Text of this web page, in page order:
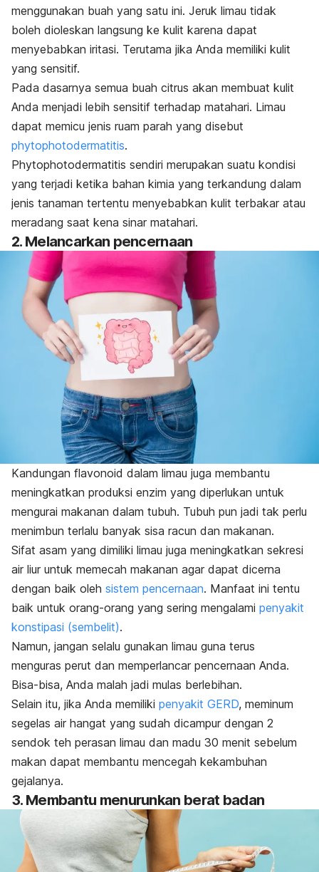
menggunakan buah yang satu ini. Jeruk limau tidak
boleh dioleskan langsung ke kulit karena dapat
menyebabkan iritasi. Terutama jika Anda memiliki kulit
yang sensitif.
Pada dasarnya semua buah citrus akan membuat kulit
Anda menjadi lebih sensitif terhadap matahari. Limau
dapat memicu jenis ruam parah yang disebut
phytophotodermatitis.
Phytophotodermatitis sendiri merupakan suatu kondisi
yang terjadi ketika bahan kimia yang terkandung dalam
jenis tanaman tertentu menyebabkan kulit terbakar atau
meradang saat kena sinar matahari.
2. Melancarkan pencernaan
Kandungan flavonoid dalam limau juga membantu
meningkatkan produksi enzim yang diperlukan untuk
mengurai makanan dalam tubuh. Tubuh pun jadi tak perlu
menimbun terlalu banyak sisa racun dan makanan.
Sifat asam yang dimiliki limau juga meningkatkan sekresi
air liur untuk memecah makanan agar dapat dicerna
dengan baik oleh sistem pencernaan. Manfaat ini tentu
baik untuk orang-orang yang sering mengalami penyakit
konstipasi (sembelit).
Namun, jangan selalu gunakan limau guna terus
menguras perut dan memperlancar pencernaan Anda.
Bisa-bisa, Anda malah jadi mulas berlebihan.
Selain itu, jika Anda memiliki penyakit GERD, meminum
segelas air hangat yang sudah dicampur dengan 2
sendok teh perasan limau dan madu 30 menit sebelum
makan dapat membantu mencegah kekambuhan
gejalanya.
3. Membantu menurunkan berat badan